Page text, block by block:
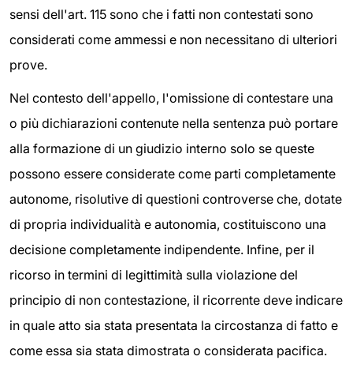
sensi dell'art. 115 sono che i fatti non contestati sono
considerati come ammessi e non necessitano di ulteriori
prove.
Nel contesto dell'appello, l'omissione di contestare una
o più dichiarazioni contenute nella sentenza può portare
alla formazione di un giudizio interno solo se queste
possono essere considerate come parti completamente
autonome, risolutive di questioni controverse che, dotate
di propria individualità e autonomia, costituiscono una
decisione completamente indipendente. Infine, per il
ricorso in termini di legittimità sulla violazione del
principio di non contestazione, il ricorrente deve indicare
in quale atto sia stata presentata la circostanza di fatto e
come essa sia stata dimostrata o considerata pacifica.